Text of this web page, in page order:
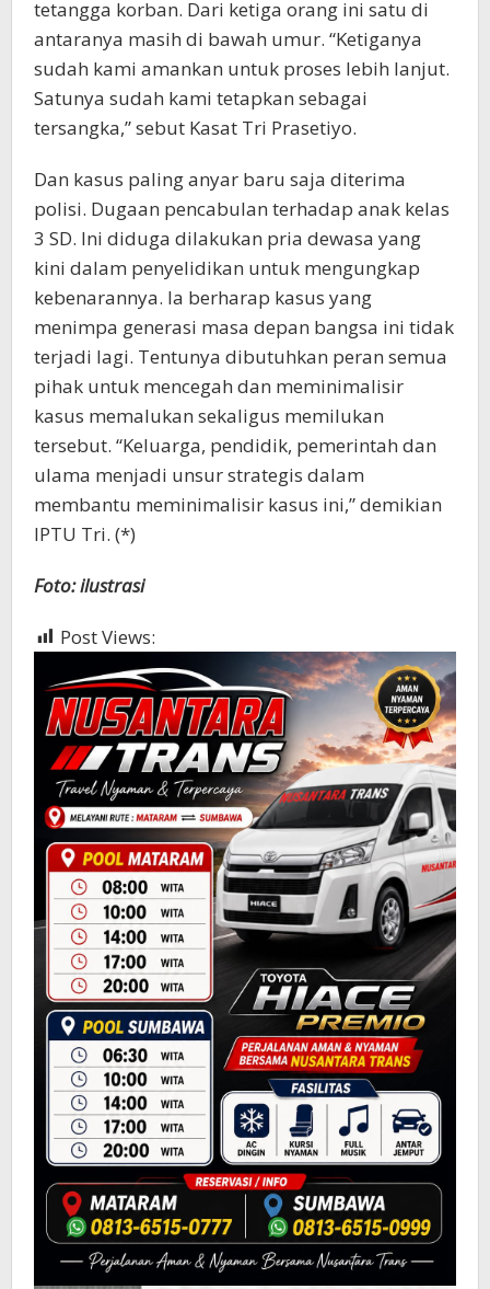
tetangga korban. Dari ketiga orang ini satu di
antaranya masih di bawah umur. “Ketiganya
sudah kami amankan untuk proses lebih lanjut.
Satunya sudah kami tetapkan sebagai
tersangka,” sebut Kasat Tri Prasetiyo.
Dan kasus paling anyar baru saja diterima
polisi. Dugaan pencabulan terhadap anak kelas
3 SD. Ini diduga dilakukan pria dewasa yang
kini dalam penyelidikan untuk mengungkap
kebenarannya. Ia berharap kasus yang
menimpa generasi masa depan bangsa ini tidak
terjadi lagi. Tentunya dibutuhkan peran semua
pihak untuk mencegah dan meminimalisir
kasus memalukan sekaligus memilukan
tersebut. “Keluarga, pendidik, pemerintah dan
ulama menjadi unsur strategis dalam
membantu meminimalisir kasus ini,” demikian
IPTU Tri. (*)
Foto: ilustrasi
Post Views: